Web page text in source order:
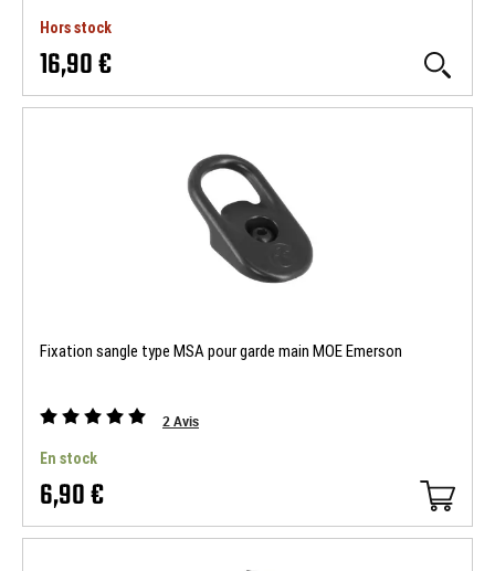
Hors stock
16,90 €
Fixation sangle type MSA pour garde main MOE Emerson
2Avis
En stock
6,90 €